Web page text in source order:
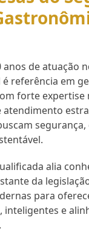
anos de atuação
é referência em
forte expertise
segurança,
alia
da
para
inteligentes e